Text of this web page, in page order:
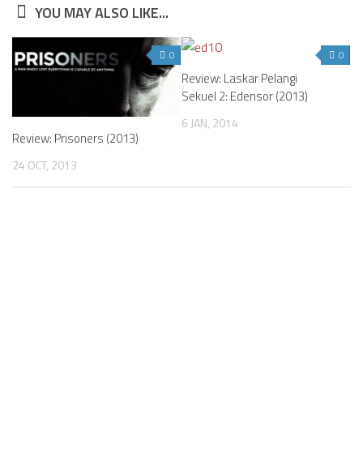
YOU MAY ALSO LIKE...
0
Review: Prisoners (2013)
24 OCT, 2013
0
Review: Laskar Pelangi
Sekuel 2: Edensor (2013)
6 JAN, 2014